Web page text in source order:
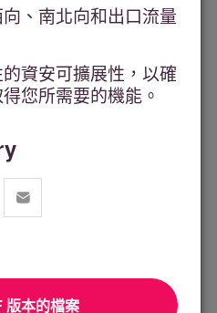
、南北向和出口流量
資安可擴展性，以確
您所需要的機能。
版本的檔案